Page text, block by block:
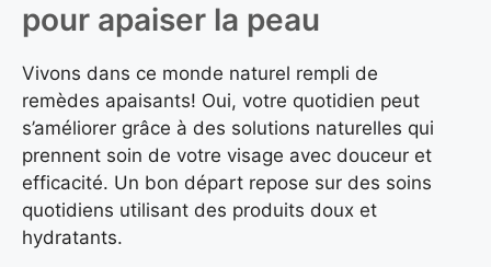
pour apaiser la peau
Vivons dans ce monde naturel rempli de
remèdes apaisants! Oui, votre quotidien peut
s’améliorer grâce à des solutions naturelles qui
prennent soin de votre visage avec douceur et
efficacité. Un bon départ repose sur des soins
quotidiens utilisant des produits doux et
hydratants.